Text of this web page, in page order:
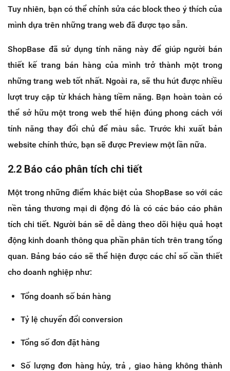
Tuy nhiên, bạn có thể chỉnh sửa các block theo ý thích của
mình dựa trên những trang web đã được tạo sẵn.
ShopBase đã sử dụng tính năng này để giúp người bán
thiết kế trang bán hàng của mình trở thành một trong
những trang web tốt nhất. Ngoài ra, sẽ thu hút được nhiều
lượt truy cập từ khách hàng tiềm năng. Bạn hoàn toàn có
thể sở hữu một trong web thể hiện đúng phong cách với
tính năng thay đổi chủ để màu sắc. Trước khi xuất bản
website chính thức, bạn sẽ được Preview một lần nữa.
2.2 Báo cáo phân tích chi tiết
Một trong những điểm khác biệt của ShopBase so với các
nền tảng thương mại di động đó là có các báo cáo phân
tích chi tiết. Người bán sẽ dễ dàng theo dõi hiệu quả hoạt
động kinh doanh thông qua phần phân tích trên trang tổng
quan. Bảng báo cáo sẽ thể hiện được các chỉ số cần thiết
cho doanh nghiệp như:
Tổng doanh số bán hàng
Tỷ lệ chuyển đổi conversion
Tổng số đơn đặt hàng
Số lượng đơn hàng hủy, trả , giao hàng không thành